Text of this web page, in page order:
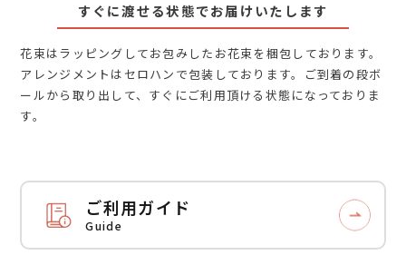
すぐに渡せる状態でお届けいたします
花束はラッピングしてお包みしたお花束を梱包しております。
アレンジメントはセロハンで包装しております。ご到着の段ボ
ールから取り出して、すぐにご利用頂ける状態になっておりま
す。
ご利用ガイド
Guide